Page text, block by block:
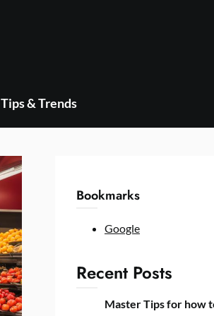
Tips & Trends
Bookmarks
Google
Recent Posts
Master Tips for how